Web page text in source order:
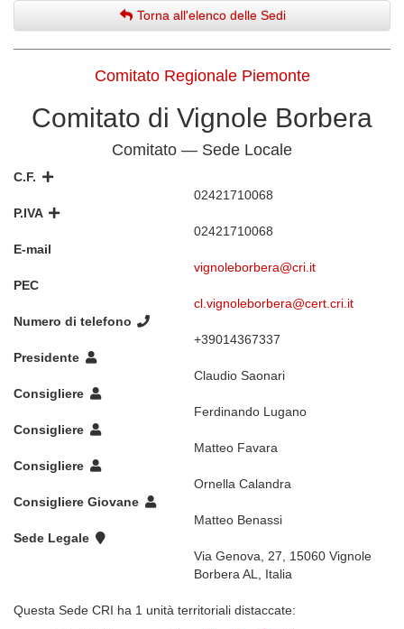
Torna all'elenco delle Sedi
Comitato Regionale Piemonte
Comitato di Vignole Borbera
Comitato — Sede Locale
C.F.
02421710068
P.IVA
02421710068
E-mail
vignoleborbera@cri.it
PEC
cl.vignoleborbera@cert.cri.it
Numero di telefono
+39014367337
Presidente
Claudio Saonari
Consigliere
Ferdinando Lugano
Consigliere
Matteo Favara
Consigliere
Ornella Calandra
Consigliere Giovane
Matteo Benassi
Sede Legale
Via Genova, 27, 15060 Vignole
Borbera AL, Italia
Questa Sede CRI ha 1 unità territoriali distaccate: